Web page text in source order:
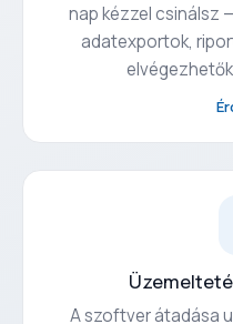
nap kézzel csinálsz
adatexportok,
A szoftver átadása